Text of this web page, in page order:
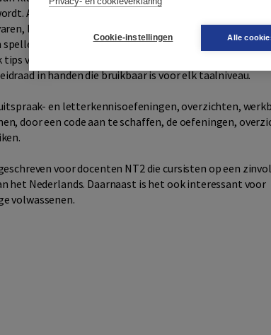
Alle aspecten van verstaanbaarheid worden
letterkennis, luisteren, oefenen, doen en actie! De
waarmee het geleerde binnen en buiten de
voor het geven van feedback en het bijsturen van de
in handen die bruikbaar is voor elk taalniveau.
en letterkennisoefeningen, overzichten,
door een code aan te schaffen, de oefeningen,
voor docenten NT2 die cursisten op een
het Nederlands. Daarnaast is het ook interessant voor
volwassenen.
Cookie-instellingen Alle